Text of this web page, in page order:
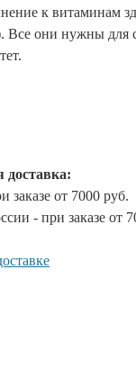
к витаминам
Все они нужны для
доставка:
заказе от 7000 руб.
- при заказе от